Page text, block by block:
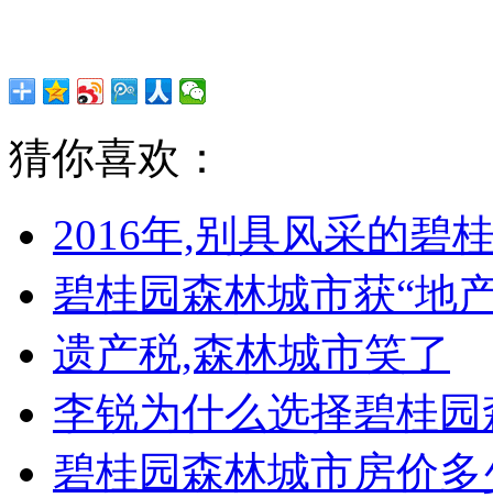
猜你喜欢：
2016年,别具风采的碧
碧桂园森林城市获“地
遗产税,森林城市笑了
李锐为什么选择碧桂
碧桂园森林城市房价